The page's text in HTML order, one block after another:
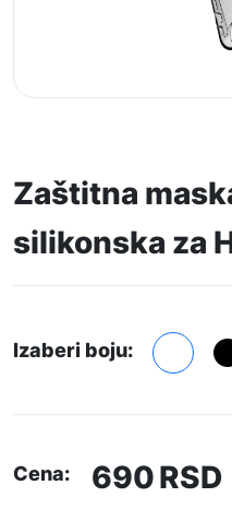
Zaštitna
silikonska za
Izaberi boju:
Cena: 690RSD